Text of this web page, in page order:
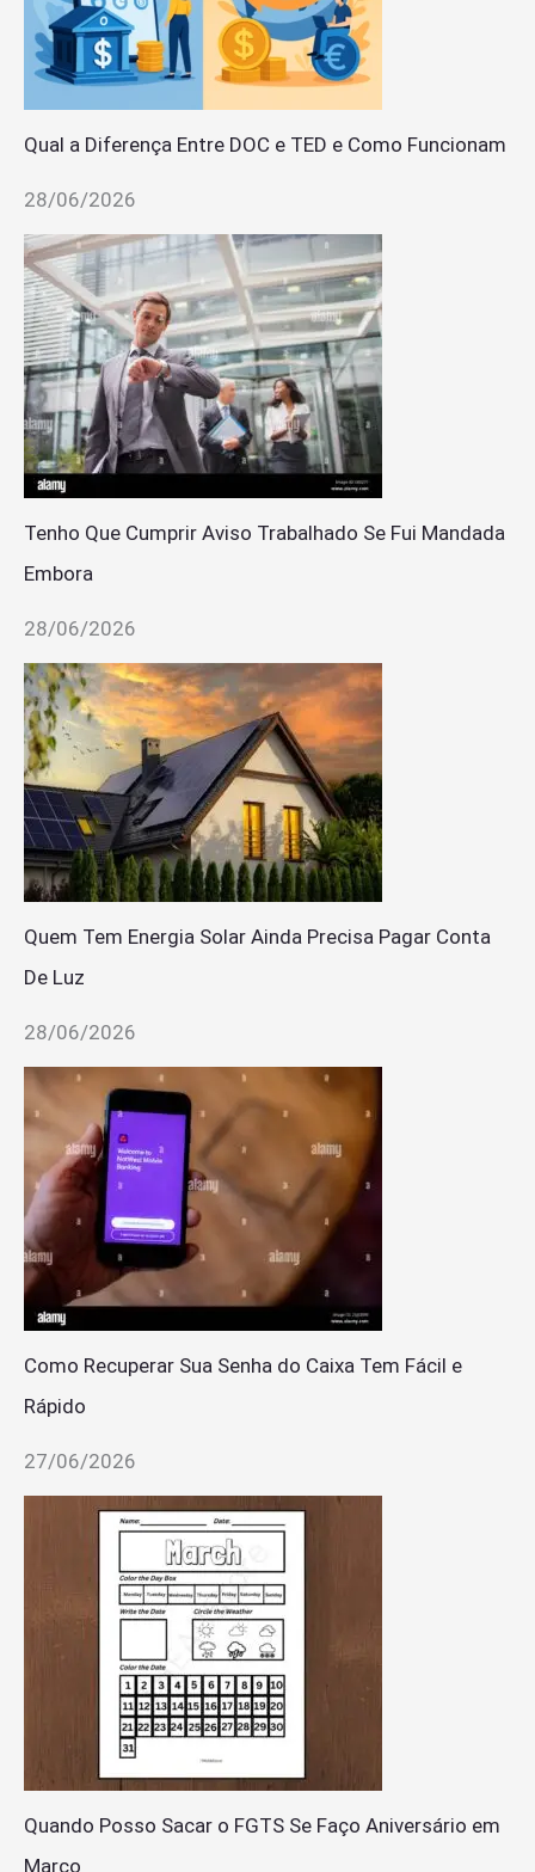
Qual a Diferença Entre DOC e TED e Como Funcionam
28/06/2026
Tenho Que Cumprir Aviso Trabalhado Se Fui Mandada
Embora
28/06/2026
Quem Tem Energia Solar Ainda Precisa Pagar Conta
De Luz
28/06/2026
Como Recuperar Sua Senha do Caixa Tem Fácil e
Rápido
27/06/2026
Quando Posso Sacar o FGTS Se Faço Aniversário em
Março